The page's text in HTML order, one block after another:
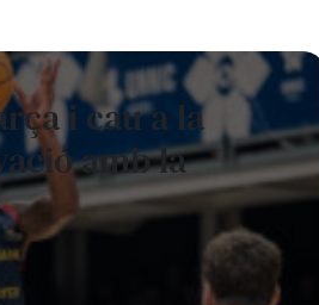
i cau a la
amb la